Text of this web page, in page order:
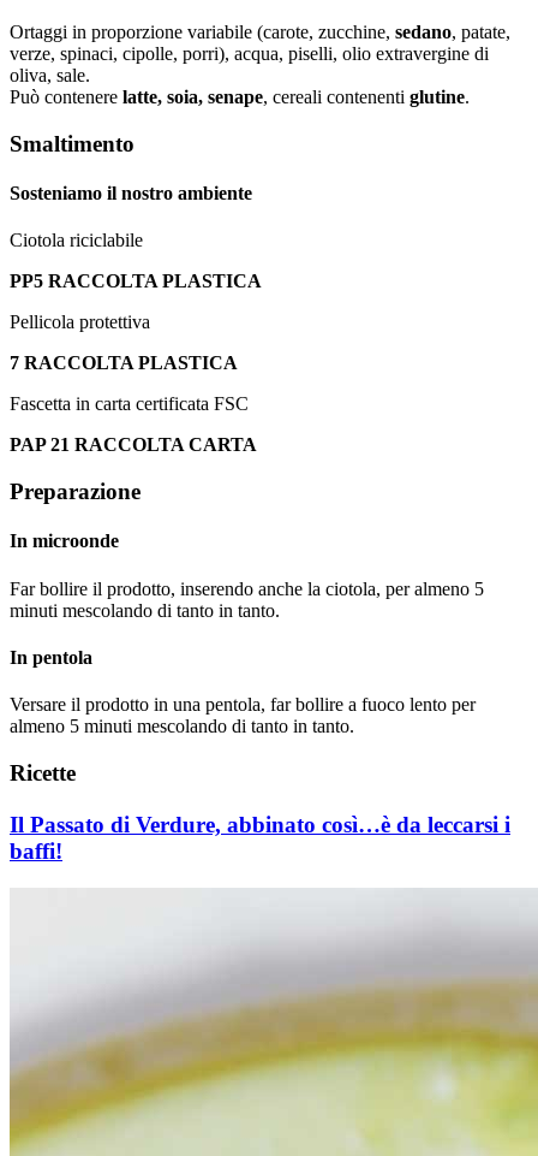
Ortaggi in proporzione variabile (carote, zucchine, sedano, patate,
verze, spinaci, cipolle, porri), acqua, piselli, olio extravergine di
oliva, sale.
Può contenere latte, soia, senape, cereali contenenti glutine.
Smaltimento
Sosteniamo il nostro ambiente
Ciotola riciclabile
PP5 RACCOLTA PLASTICA
Pellicola protettiva
7 RACCOLTA PLASTICA
Fascetta in carta certificata FSC
PAP 21 RACCOLTA CARTA
Preparazione
In microonde
Far bollire il prodotto, inserendo anche la ciotola, per almeno 5
minuti mescolando di tanto in tanto.
In pentola
Versare il prodotto in una pentola, far bollire a fuoco lento per
almeno 5 minuti mescolando di tanto in tanto.
Ricette
Il Passato di Verdure, abbinato così…è da leccarsi i
baffi!